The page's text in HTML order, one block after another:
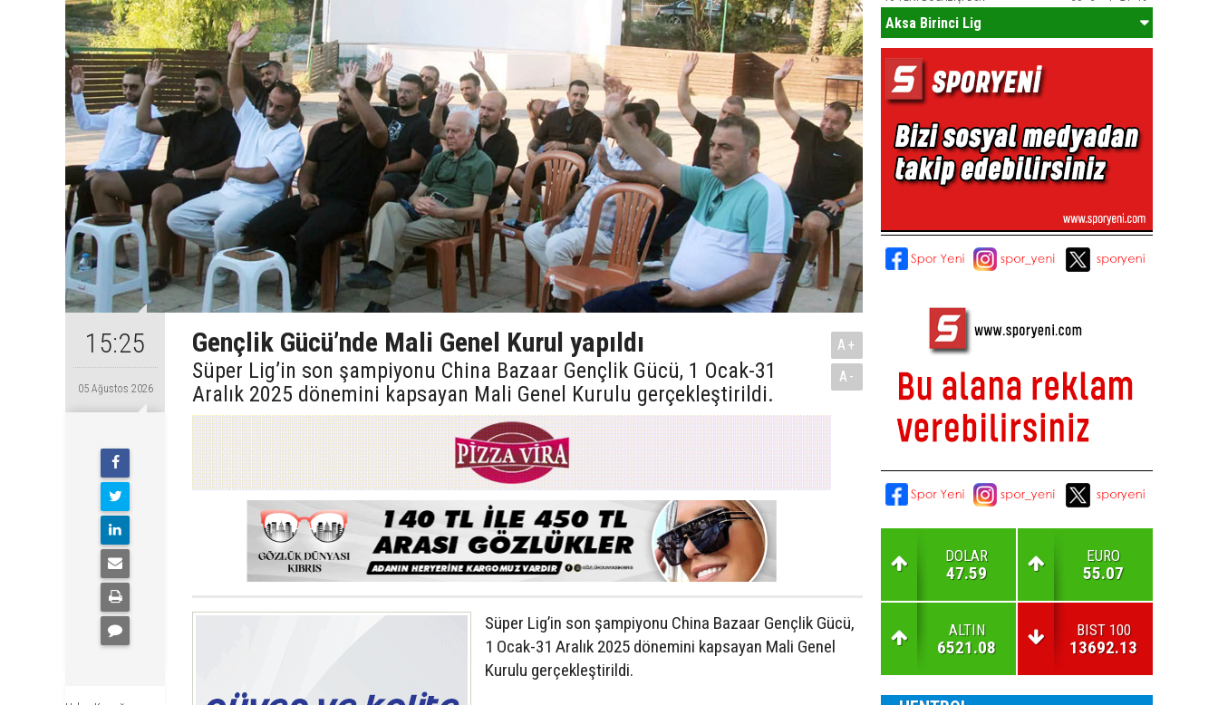
15:25
05 Ağustos 2026
Gençlik Gücü’nde Mali Genel Kurul yapıldı
Süper Lig’in son şampiyonu China Bazaar Gençlik Gücü, 1 Ocak-31
Aralık 2025 dönemini kapsayan Mali Genel Kurulu gerçekleştirildi.
A+
A-
Süper Lig’in son şampiyonu China Bazaar Gençlik Gücü,
1 Ocak-31 Aralık 2025 dönemini kapsayan Mali Genel
Kurulu gerçekleştirildi.
Aksa Birinci Lig
DOLAR
47.59
EURO
55.07
ALTIN
6521.08
BIST 100
13692.13